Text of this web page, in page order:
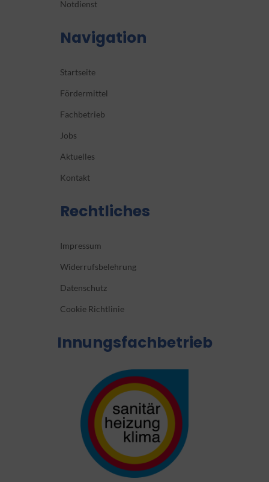
Notdienst
Navigation
Startseite
Fördermittel
Fachbetrieb
Jobs
Aktuelles
Kontakt
Rechtliches
Impressum
Widerrufsbelehrung
Datenschutz
Cookie Richtlinie
Innungsfachbetrieb